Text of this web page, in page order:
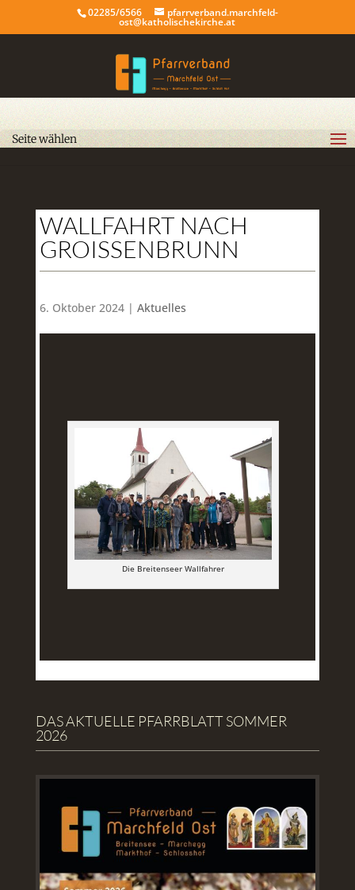
02285/6566 pfarrverband.marchfeld-
ost@katholischekirche.at
Seite wählen
WALLFAHRT NACH
GROISSENBRUNN
6. Oktober 2024 | Aktuelles
Die Breitenseer Wallfahrer
DAS AKTUELLE PFARRBLATT SOMMER
2026